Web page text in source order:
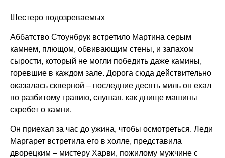
Шестеро подозреваемых
Аббатство Стоунбрук встретило Мартина серым
камнем, плющом, обвивающим стены, и запахом
сырости, который не могли победить даже камины,
горевшие в каждом зале. Дорога сюда действительно
оказалась скверной – последние десять миль он ехал
по разбитому гравию, слушая, как днище машины
скребет о камни.
Он приехал за час до ужина, чтобы осмотреться. Леди
Маргарет встретила его в холле, представила
дворецким – мистеру Харви, пожилому мужчине с